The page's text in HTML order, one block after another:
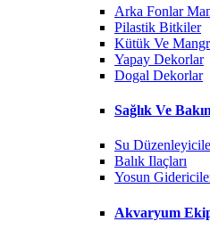
Arka Fonlar
Pilastik Bitkiler
Kütük Ve
Yapay Dekorlar
Dogal Dekorlar
Sağlık Ve
Su
Balık Ilaçları
Yosun
Akvaryum